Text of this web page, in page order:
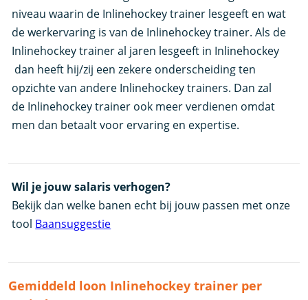
niveau waarin de Inlinehockey trainer lesgeeft en wat
de werkervaring is van de Inlinehockey trainer. Als de
Inlinehockey trainer al jaren lesgeeft in Inlinehockey
dan heeft hij/zij een zekere onderscheiding ten
opzichte van andere Inlinehockey trainers. Dan zal
de Inlinehockey trainer ook meer verdienen omdat
men dan betaalt voor ervaring en expertise.
Wil je jouw salaris verhogen?
Bekijk dan welke banen echt bij jouw passen met onze
tool Baansuggestie
Gemiddeld loon Inlinehockey trainer per